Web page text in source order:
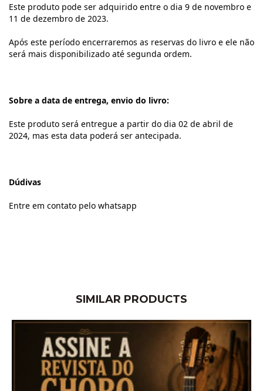
Este produto pode ser adquirido entre o dia 9 de novembro e
11 de dezembro de 2023.
Após este período encerraremos as reservas do livro e ele não
será mais disponibilizado até segunda ordem.
Sobre a data de entrega, envio do livro:
Este produto será entregue a partir do dia 02 de abril de
2024, mas esta data poderá ser antecipada.
Dúdivas
Entre em contato pelo whatsapp
SIMILAR PRODUCTS